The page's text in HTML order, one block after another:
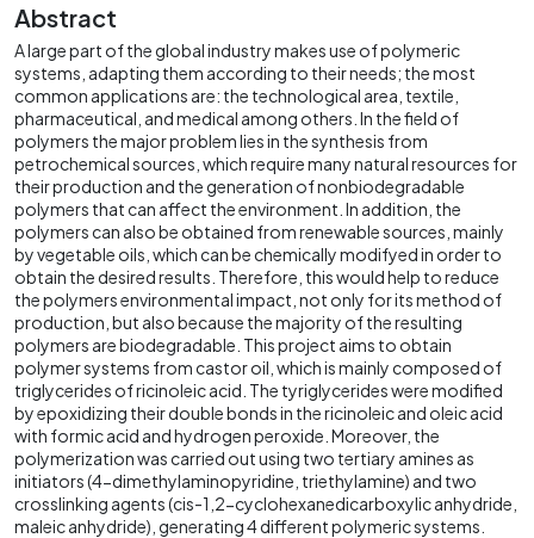
Abstract
A large part of the global industry makes use of polymeric
systems, adapting them according to their needs; the most
common applications are: the technological area, textile,
pharmaceutical, and medical among others. In the field of
polymers the major problem lies in the synthesis from
petrochemical sources, which require many natural resources for
their production and the generation of nonbiodegradable
polymers that can affect the environment. In addition, the
polymers can also be obtained from renewable sources, mainly
by vegetable oils, which can be chemically modifyed in order to
obtain the desired results. Therefore, this would help to reduce
the polymers environmental impact, not only for its method of
production, but also because the majority of the resulting
polymers are biodegradable. This project aims to obtain
polymer systems from castor oil, which is mainly composed of
triglycerides of ricinoleic acid. The tyriglycerides were modified
by epoxidizing their double bonds in the ricinoleic and oleic acid
with formic acid and hydrogen peroxide. Moreover, the
polymerization was carried out using two tertiary amines as
initiators (4-dimethylaminopyridine, triethylamine) and two
crosslinking agents (cis-1,2-cyclohexanedicarboxylic anhydride,
maleic anhydride), generating 4 different polymeric systems.